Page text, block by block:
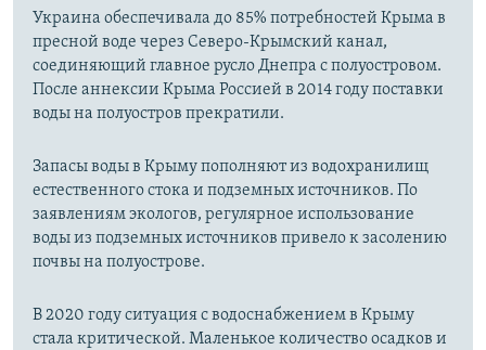
Украина обеспечивала до 85% потребностей Крыма в
пресной воде через Северо-Крымский канал,
соединяющий главное русло Днепра с полуостровом.
После аннексии Крыма Россией в 2014 году поставки
воды на полуостров прекратили.
Запасы воды в Крыму пополняют из водохранилищ
естественного стока и подземных источников. По
заявлениям экологов, регулярное использование
воды из подземных источников привело к засолению
почвы на полуострове.
В 2020 году ситуация с водоснабжением в Крыму
стала критической. Маленькое количество осадков и